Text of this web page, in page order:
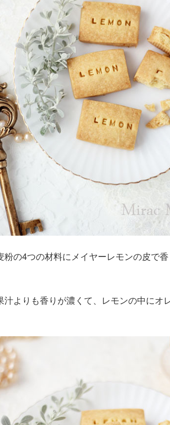
の4つの材料にメイヤーレモンの皮で
汁よりも香りが濃くて、レモンの中にオ